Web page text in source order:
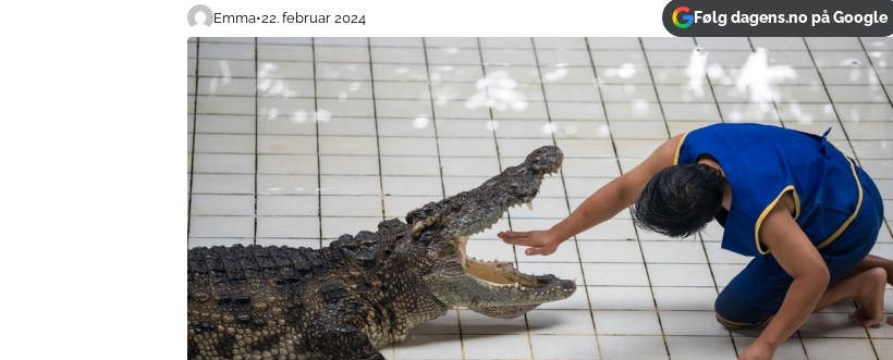
Emma•22. februar 2024 Følg dagens.no på Google